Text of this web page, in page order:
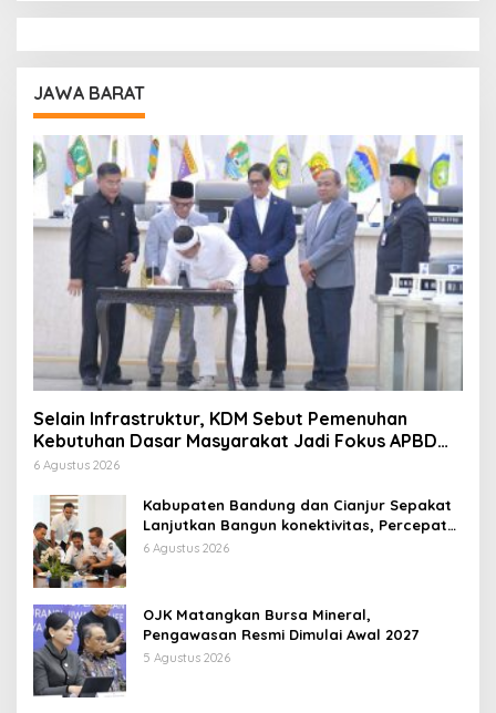
JAWA BARAT
Selain Infrastruktur, KDM Sebut Pemenuhan
Kebutuhan Dasar Masyarakat Jadi Fokus APBD
Jabar 2027
6 Agustus 2026
Kabupaten Bandung dan Cianjur Sepakat
Lanjutkan Bangun konektivitas, Percepat
Pertumbuhan Ekonomi Daerah
6 Agustus 2026
OJK Matangkan Bursa Mineral,
Pengawasan Resmi Dimulai Awal 2027
5 Agustus 2026